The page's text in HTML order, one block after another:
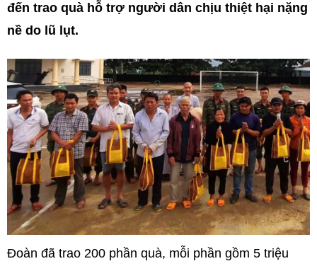
đến trao quà hỗ trợ người dân chịu thiệt hại nặng
nề do lũ lụt.
Đoàn đã trao 200 phần quà, mỗi phần gồm 5 triệu